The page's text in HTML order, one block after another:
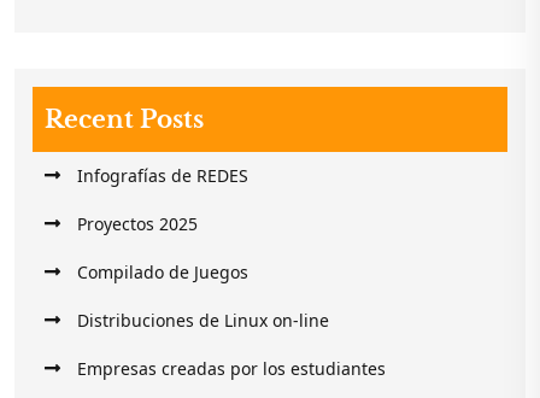
Recent Posts
Infografías de REDES
Proyectos 2025
Compilado de Juegos
Distribuciones de Linux on-line
Empresas creadas por los estudiantes